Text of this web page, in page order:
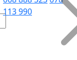
113 990